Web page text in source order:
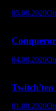
05.08.2020
04.08.2020
Twitch'ten
01.08.2020